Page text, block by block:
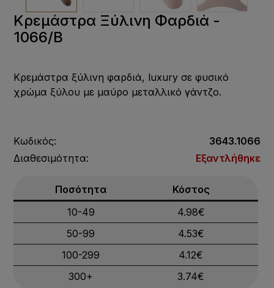
Κρεμάστρα Ξύλινη Φαρδιά -
1066/Β
Κρεμάστρα ξύλινη φαρδιά, luxury σε φυσικό
χρώμα ξύλου με μαύρο μεταλλικό γάντζο.
Κωδικός:
3643.1066
Διαθεσιμότητα:
Εξαντλήθηκε
Ποσότητα
Κόστος
10-49
4.98€
50-99
4.53€
100-299
4.12€
300+
3.74€